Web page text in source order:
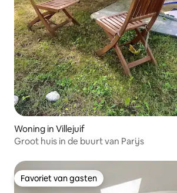
Woning in Villejuif
Groot huis in de buurt van Parijs
Favoriet van gasten
Favoriet van gasten